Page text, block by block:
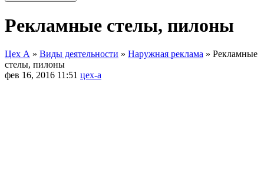
Рекламные стелы, пилоны
Цех А » Виды деятельности » Наружная реклама » Рекламные
стелы, пилоны
фев 16, 2016 11:51 цех-а